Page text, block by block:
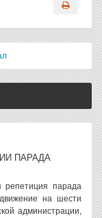
ПАРАДА
репетиция парада
на шести
администрации,